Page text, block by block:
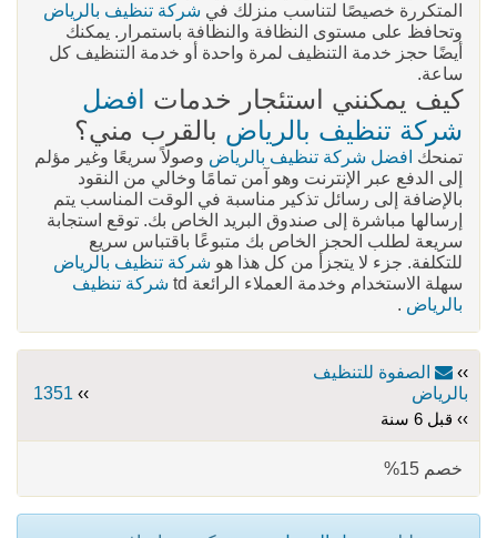
المتكررة خصيصًا لتناسب منزلك في شركة تنظيف بالرياض
وتحافظ على مستوى النظافة والنظافة باستمرار. يمكنك
أيضًا حجز خدمة التنظيف لمرة واحدة أو خدمة التنظيف كل
ساعة.
كيف يمكنني استئجار خدمات افضل
شركة تنظيف بالرياض بالقرب مني؟
تمنحك افضل شركة تنظيف بالرياض وصولاً سريعًا وغير مؤلم
إلى الدفع عبر الإنترنت وهو آمن تمامًا وخالي من النقود
بالإضافة إلى رسائل تذكير مناسبة في الوقت المناسب يتم
إرسالها مباشرة إلى صندوق البريد الخاص بك. توقع استجابة
سريعة لطلب الحجز الخاص بك متبوعًا باقتباس سريع
للتكلفة. جزء لا يتجزأ من كل هذا هو شركة تنظيف بالرياض
سهلة الاستخدام وخدمة العملاء الرائعة td
شركة تنظيف
بالرياض .
››
الصفوة للتنظيف
بالرياض
››
1351
›› قبل 6 سنة
خصم 15%